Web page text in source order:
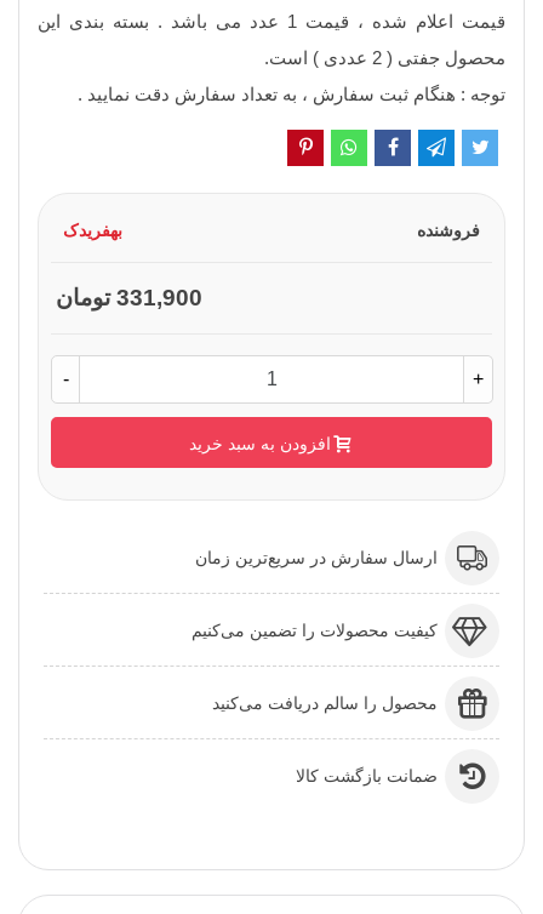
قیمت اعلام شده ، قیمت 1 عدد می باشد . بسته بندی این
محصول جفتی ( 2 عددی ) است.
توجه : هنگام ثبت سفارش ، به تعداد سفارش دقت نمایید .
فروشنده بهفریدک
331,900 تومان
- +
افزودن به سبد خرید
ارسال سفارش در سریع‌ترین زمان
کیفیت محصولات را تضمین می‌کنیم
محصول را سالم دریافت می‌کنید
ضمانت بازگشت کالا